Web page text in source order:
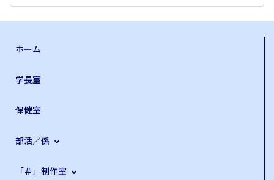
ホーム
学長室
保健室
部活／係
「＃」制作室